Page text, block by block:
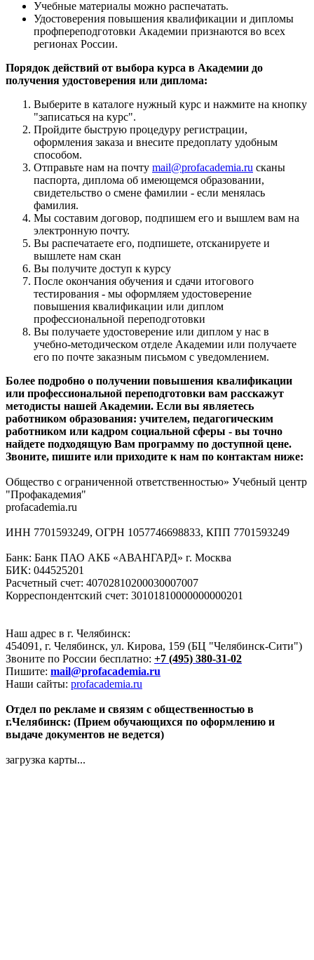
Учебные материалы можно распечатать.
Удостоверения повышения квалификации и дипломы
профпереподготовки Академии признаются во всех
регионах России.
Порядок действий от выбора курса в Академии до
получения удостоверения или диплома:
Выберите в каталоге нужный курс и нажмите на кнопку
"записаться на курс".
Пройдите быструю процедуру регистрации,
оформления заказа и внесите предоплату удобным
способом.
Отправьте нам на почту mail@profacademia.ru сканы
паспорта, диплома об имеющемся образовании,
свидетельство о смене фамилии - если менялась
фамилия.
Мы составим договор, подпишем его и вышлем вам на
электронную почту.
Вы распечатаете его, подпишете, отсканируете и
вышлете нам скан
Вы получите доступ к курсу
После окончания обучения и сдачи итогового
тестирования - мы оформляем удостоверение
повышения квалификации или диплом
профессиональной переподготовки
Вы получаете удостоверение или диплом у нас в
учебно-методическом отделе Академии или получаете
его по почте заказным письмом с уведомлением.
Более подробно о получении повышения квалификации
или профессиональной переподготовки вам расскажут
методисты нашей Академии. Если вы являетесь
работником образования: учителем, педагогическим
работником или кадром социальной сферы - вы точно
найдете подходящую Вам программу по доступной цене.
Звоните, пишите или приходите к нам по контактам ниже:
Общество с ограниченной ответственностью» Учебный центр
"Профакадемия"
profacademia.ru
ИНН 7701593249, ОГРН 1057746698833, КПП 7701593249
Банк: Банк ПАО АКБ «АВАНГАРД» г. Москва
БИК: 044525201
Расчетный счет: 40702810200030007007
Корреспондентский счет: 30101810000000000201
Наш адрес в г. Челябинск:
454091, г. Челябинск, ул. Кирова, 159 (БЦ "Челябинск-Сити")
Звоните по России бесплатно: +7 (495) 380-31-02
Пишите: mail@profacademia.ru
Наши сайты: profacademia.ru
Отдел по рекламе и связям с общественностью в
г.Челябинск: (Прием обучающихся по оформлению и
выдаче документов не ведется)
загрузка карты...